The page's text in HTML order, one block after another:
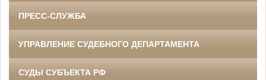
ПРЕСС-СЛУЖБА
УПРАВЛЕНИЕ СУДЕБНОГО ДЕПАРТАМЕНТА
СУДЫ СУБЪЕКТА РФ